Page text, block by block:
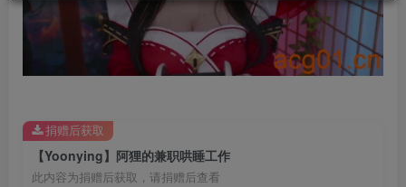
【Yoonying】阿狸的兼职哄睡工作
此内容为捐赠后获取，请捐赠后查看
捐赠后获取